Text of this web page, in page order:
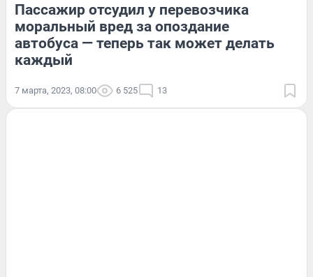
Пассажир отсудил у перевозчика
моральный вред за опоздание
автобуса — теперь так может делать
каждый
7 марта, 2023, 08:00 6 525 13